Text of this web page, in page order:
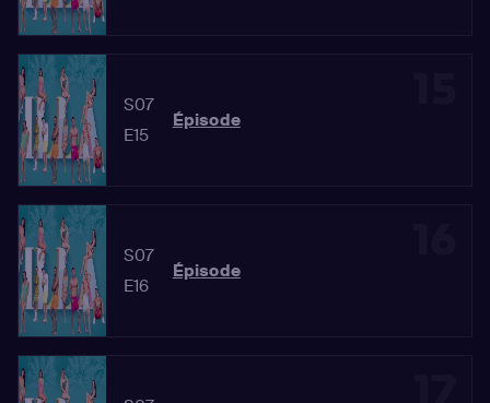
S07
E15
Épisode
S07
E16
Épisode